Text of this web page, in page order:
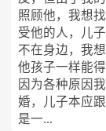
照顾他，我想
受他的人，儿
不在身边，我
他孩子一样能得
因为各种原因
婚，儿子本应
是一...